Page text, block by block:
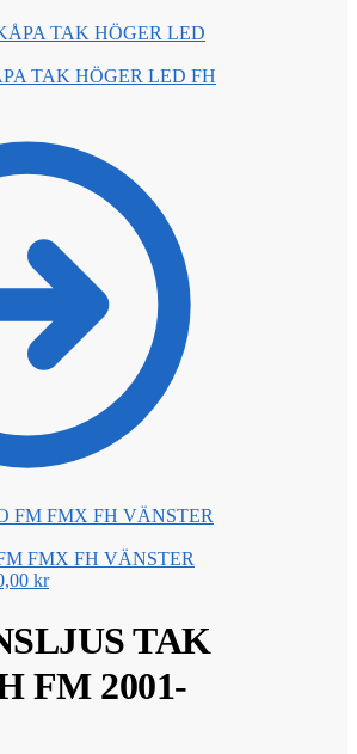
TAK HÖGER LED FH
FMX FH VÄNSTER
kr
TAK
FM 2001-